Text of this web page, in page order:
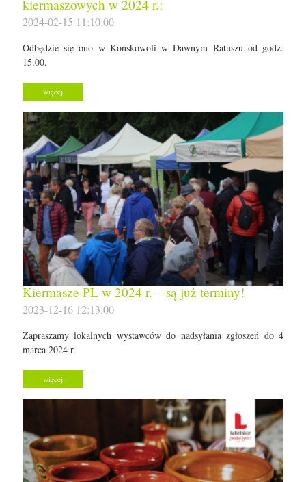
kiermaszowych w 2024 r.:
2024-02-15 11:10:00
Odbędzie się ono w Końskowoli w Dawnym Ratuszu od godz.
15.00.
więcej
Kiermasze PL w 2024 r. – są już terminy!
2023-12-16 12:13:00
Zapraszamy lokalnych wystawców do nadsyłania zgłoszeń do 4
marca 2024 r.
więcej